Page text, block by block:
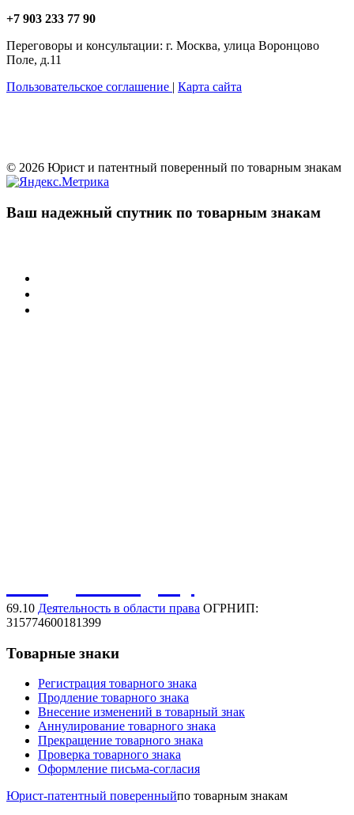
+7 903 233 77 90
Переговоры и консультации: г. Москва, улица Воронцово
Поле, д.11
Пользовательское соглашение | Карта сайта
© 2026 Юрист и патентный поверенный по товарным знакам
Ваш надежный спутник по товарным знакам
69.10 Деятельность в области права ОГРНИП:
315774600181399
Товарные знаки
Регистрация товарного знака
Продление товарного знака
Внесение изменений в товарный знак
Аннулирование товарного знака
Прекращение товарного знака
Проверка товарного знака
Оформление письма-согласия
Юрист-патентный поверенныйпо товарным знакам